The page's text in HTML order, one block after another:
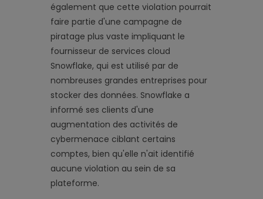
également que cette violation pourrait
faire partie d'une campagne de
piratage plus vaste impliquant le
fournisseur de services cloud
Snowflake, qui est utilisé par de
nombreuses grandes entreprises pour
stocker des données. Snowflake a
informé ses clients d'une
augmentation des activités de
cybermenace ciblant certains
comptes, bien qu'elle n'ait identifié
aucune violation au sein de sa
plateforme.